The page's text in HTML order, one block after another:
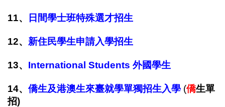
11、 日間學士班特殊選才招生
12、 新住民學生申請入學招生
13、 International Students 外國學生
14、 僑生及港澳生來臺就學單獨招生入學 (僑生單
招)